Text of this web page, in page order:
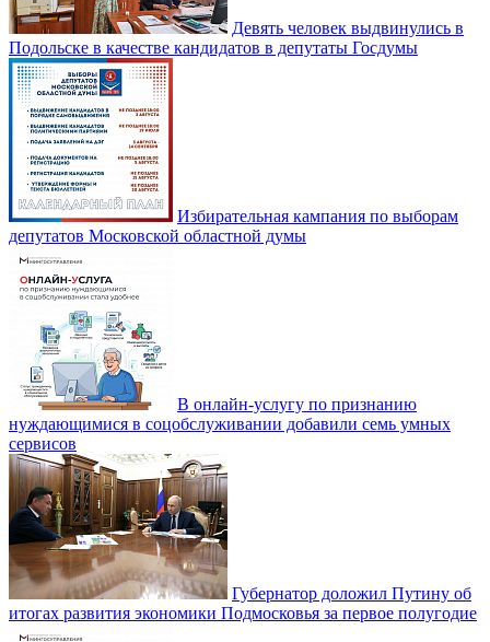
Девять человек выдвинулись в
Подольске в качестве кандидатов в депутаты Госдумы
Избирательная кампания по выборам
депутатов Московской областной думы
В онлайн-услугу по признанию
нуждающимися в соцобслуживании добавили семь умных
сервисов
Губернатор доложил Путину об
итогах развития экономики Подмосковья за первое полугодие